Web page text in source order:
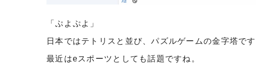
「ぷよぷよ」
日本ではテトリスと並び、パズルゲームの金字塔です
最近はeスポーツとしても話題ですね。